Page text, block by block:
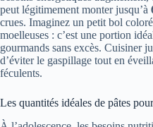
peut légitimement monter jusqu’à
crues. Imaginez un petit bol
moelleuses : c’est une portion
gourmands sans excès. Cuisiner
d’éviter le gaspillage tout en
féculents.
Les quantités idéales de pâtes